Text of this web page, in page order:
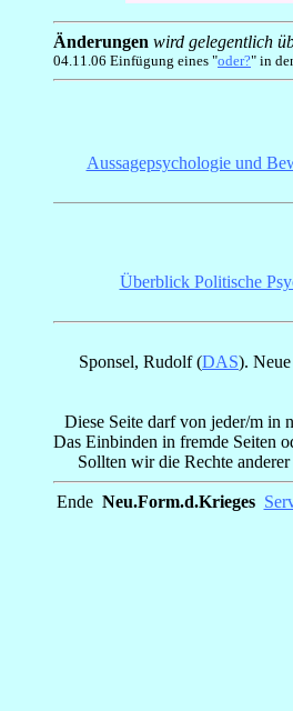
Änderungen wird gelegentlich
04.11.06 Einfügung eines "oder?" in
Aussagepsychologie und
Überblick Politische
Sponsel, Rudolf (DAS).
Diese Seite darf von jeder/m in
Das Einbinden in fremde Seiten
Sollten wir die Rechte
Ende_ Neu.Form.d.Krieges_